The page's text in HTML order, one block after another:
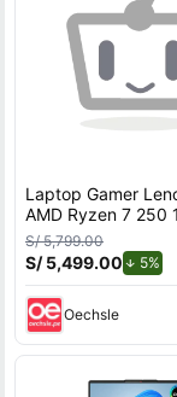
Laptop Gamer
AMD Ryzen 7 250
RAM 1TB SSD RTX
8GB 15.6"" FHD
S/ 5,799.00
S/ 5,499.00 5%
Oechsle